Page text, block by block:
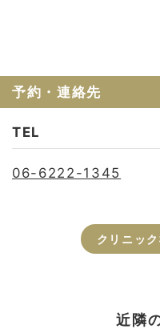
予約・連絡先
TEL
06-6222-1345
クリニッ
近隣